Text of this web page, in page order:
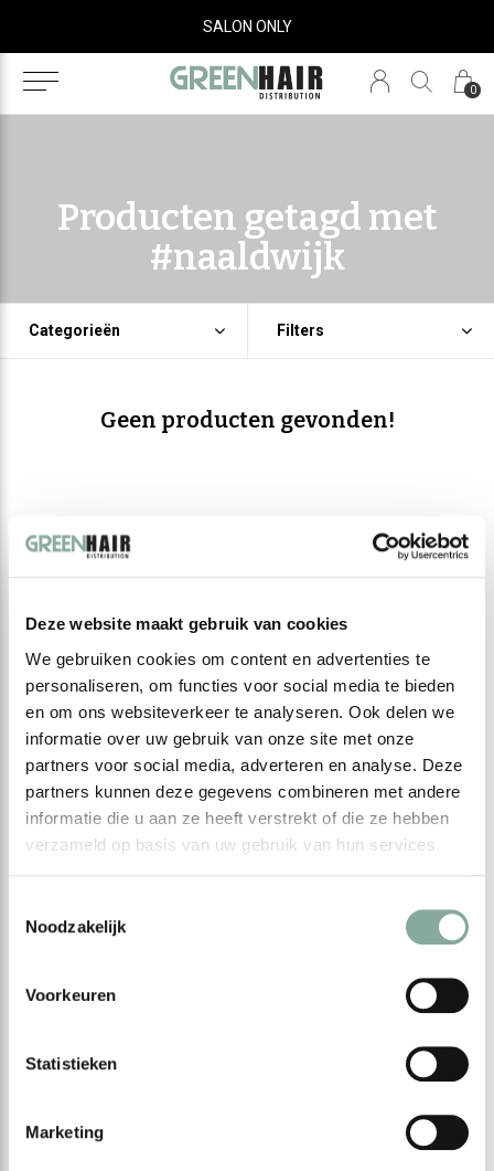
Deze website maakt gebruik van cookies
We gebruiken cookies om content en advertenties te
personaliseren, om functies voor social media te bieden
en om ons websiteverkeer te analyseren. Ook delen we
informatie over uw gebruik van onze site met onze
partners voor social media, adverteren en analyse. Deze
partners kunnen deze gegevens combineren met andere
informatie die u aan ze heeft verstrekt of die ze hebben
verzameld op basis van uw gebruik van hun services.
Noodzakelijk
Voorkeuren
Statistieken
Marketing
0
SALON ONLY
Producten getagd met
#naaldwijk
Categorieën Filters
Geen producten gevonden!
Meld je aan voor onze